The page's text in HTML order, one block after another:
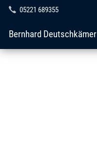
05221 689355
Bernhard Deutschkämer